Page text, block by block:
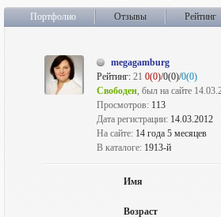
Портфолио Отзывы Рейтинг
megagamburg
Рейтинг: 21 0(0)/0(0)/0(0)
Свободен, был на сайте
Просмотров: 113
Дата регистрации: 14.03.2012
На сайте: 14 года 5 месяцев
В каталоге: 1913-й
Имя
Возраст